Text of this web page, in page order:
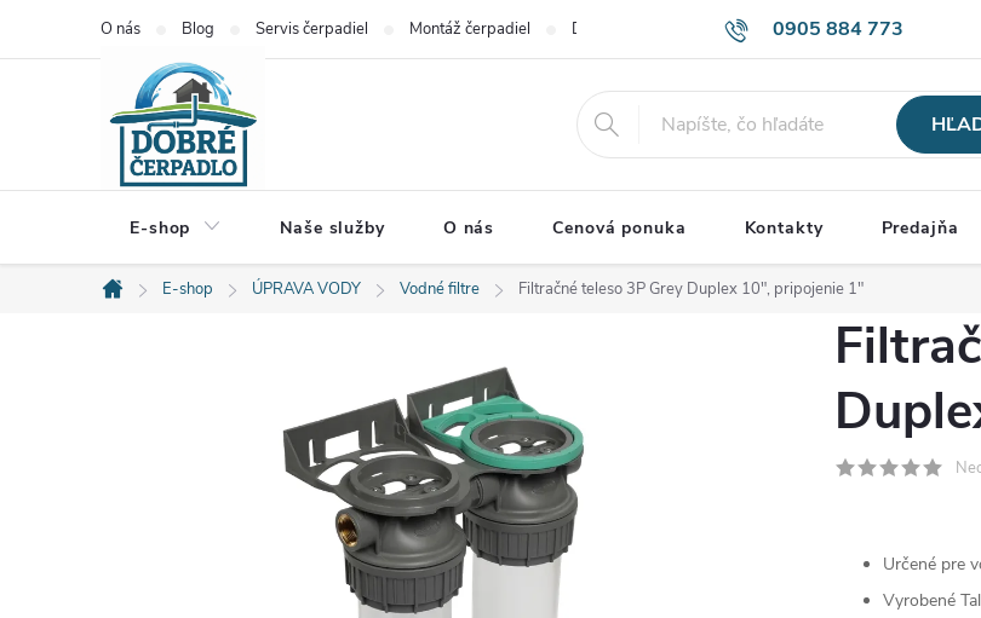
0905 884 773
O nás Blog Servis čerpadiel Montáž čerpadiel Doprava a Platba Obchodné podmienky
E-shop Naše služby O nás Cenová ponuka Kontakty Predajňa
Domov
E-shop ÚPRAVA VODY Vodné filtre Filtračné teleso 3P Grey Duplex 10", pripojenie 1"
Určené pre
Vyrobené